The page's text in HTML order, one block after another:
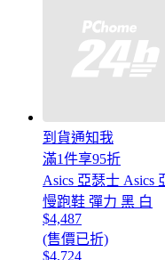
到貨通知我
滿1件享95折
Asics 亞瑟士 Asics
慢跑鞋 彈力 黑 白
$4,487
(售價已折)
$4,724